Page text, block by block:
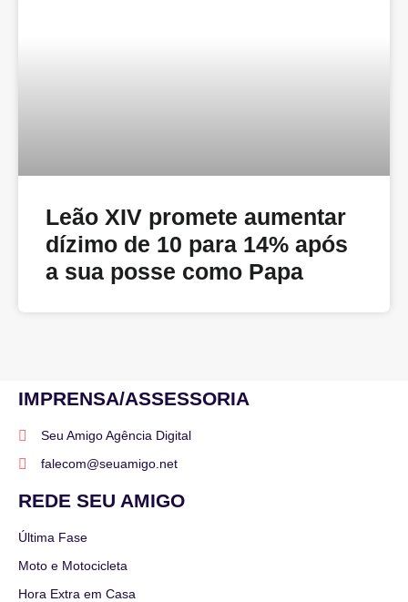
Leão XIV promete aumentar
dízimo de 10 para 14% após
a sua posse como Papa
IMPRENSA/ASSESSORIA
Seu Amigo Agência Digital
falecom@seuamigo.net
REDE SEU AMIGO
Última Fase
Moto e Motocicleta
Hora Extra em Casa